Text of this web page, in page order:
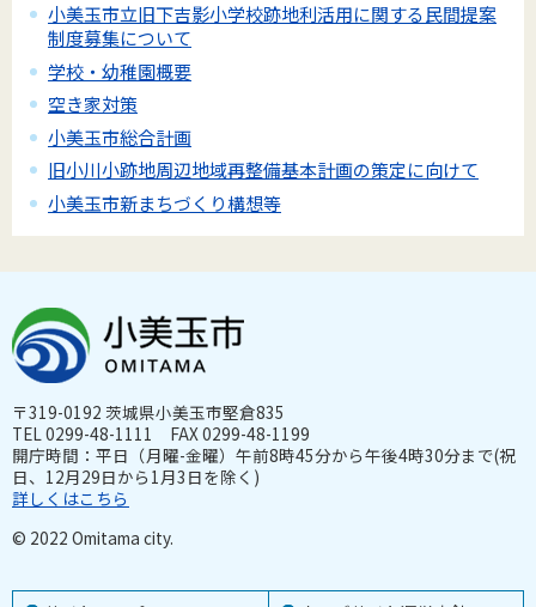
小美玉市立旧下吉影小学校跡地利活用に関する民間提案
制度募集について
学校・幼稚園概要
空き家対策
小美玉市総合計画
旧小川小跡地周辺地域再整備基本計画の策定に向けて
小美玉市新まちづくり構想等
〒319-0192 茨城県小美玉市堅倉835
TEL 0299-48-1111 FAX 0299-48-1199
開庁時間：平日（月曜-金曜）午前8時45分から午後4時30分まで(祝
日、12月29日から1月3日を除く)
詳しくはこちら
© 2022 Omitama city.